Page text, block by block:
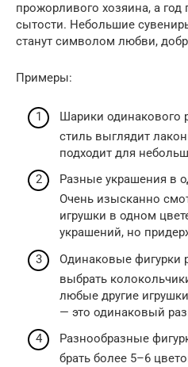
прожорливого хозяина, а год
сытости. Небольшие
станут символом любви,
Примеры:
Шарики одинакового
стиль выглядит
подходит для
Разные украшения в
Очень изысканно
игрушки в одном
украшений, но
Одинаковые фигурки
выбрать
любые другие
— это одинаковый
Разнообразные
брать более 5–6